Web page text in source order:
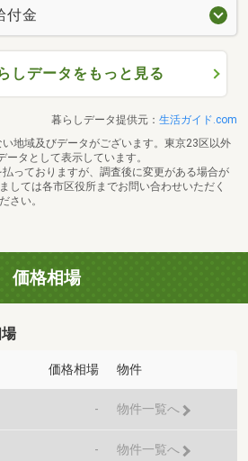
付金
しデータをもっと見る
暮らしデータ提供元： 生活ガイド.com
地域及びデータがございます。東京23区以外
タとして表示しています。
っておりますが、調査後に変更がある場合が
しては各市区役所までお問い合わせいただく
さい。
価格相場
価格相場 物件
- 物件一覧へ
- 物件一覧へ